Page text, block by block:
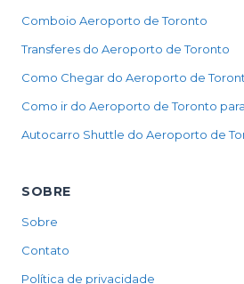
Comboio Aeroporto de Toronto
Transferes do Aeroporto de Toronto
Como Chegar do Aeroporto de
Como ir do Aeroporto de Toronto
Autocarro Shuttle do Aeroporto de
SOBRE
Sobre
Contato
Política de privacidade